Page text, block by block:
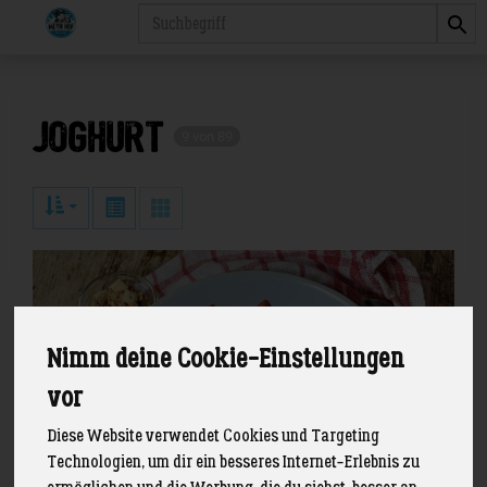
Nimm deine Cookie-Einstellungen
vor
Diese Website verwendet Cookies und Targeting
Technologien, um dir ein besseres Internet-Erlebnis zu
Joghurt